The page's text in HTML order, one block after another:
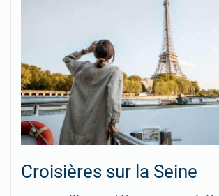
Croisières sur la Seine